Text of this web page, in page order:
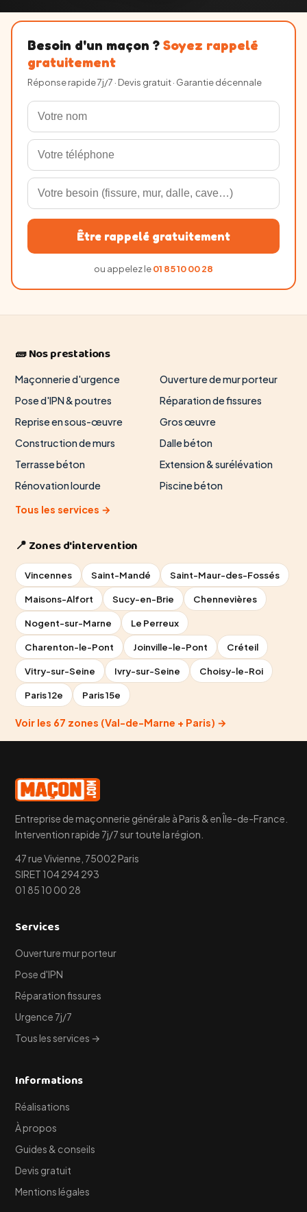
Besoin d'un maçon ? Soyez rappelé
gratuitement
Réponse rapide 7j/7 · Devis gratuit · Garantie décennale
Être rappelé gratuitement
ou appelez le01 85 10 00 28
🧱 Nos prestations
Maçonnerie d'urgence
Ouverture de mur porteur
Pose d'IPN & poutres
Réparation de fissures
Reprise en sous-œuvre
Gros œuvre
Construction de murs
Dalle béton
Terrasse béton
Extension & surélévation
Rénovation lourde
Piscine béton
Tous les services →
📍 Zones d'intervention
Vincennes Saint-Mandé Saint-Maur-des-Fossés
Maisons-Alfort Sucy-en-Brie Chennevières
Nogent-sur-Marne Le Perreux
Charenton-le-Pont Joinville-le-Pont Créteil
Vitry-sur-Seine Ivry-sur-Seine Choisy-le-Roi
Paris 12e Paris 15e
Voir les 67 zones (Val-de-Marne + Paris) →
Entreprise de maçonnerie générale à Paris & en Île-de-France.
Intervention rapide 7j/7 sur toute la région.
47 rue Vivienne, 75002 Paris
SIRET 104 294 293
01 85 10 00 28
Services
Ouverture mur porteur
Pose d'IPN
Réparation fissures
Urgence 7j/7
Tous les services →
Informations
Réalisations
À propos
Guides & conseils
Devis gratuit
Mentions légales